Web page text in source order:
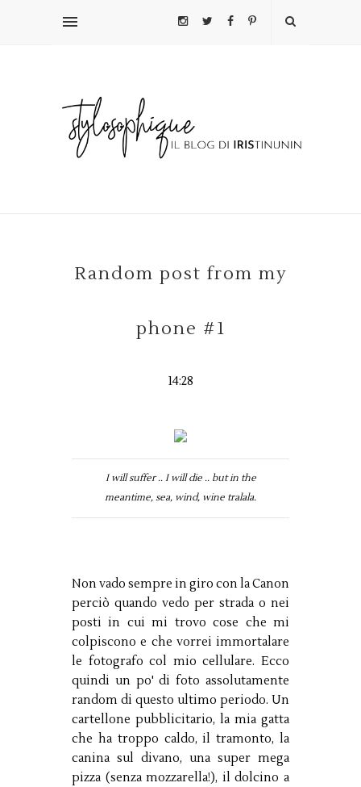
Random post from my
phone #1
14:28
I will suffer .. I will die .. but in the
meantime, sea, wind, wine tralala.
Non vado sempre in giro con la Canon
perciò quando vedo per strada o nei
posti in cui mi trovo cose che mi
colpiscono e che vorrei immortalare
le fotografo col mio cellulare. Ecco
quindi un po' di foto assolutamente
random di questo ultimo periodo. Un
cartellone pubblicitario, la mia gatta
che ha troppo caldo, il tramonto, la
canina sul divano, una super mega
pizza (senza mozzarella!), il dolcino a